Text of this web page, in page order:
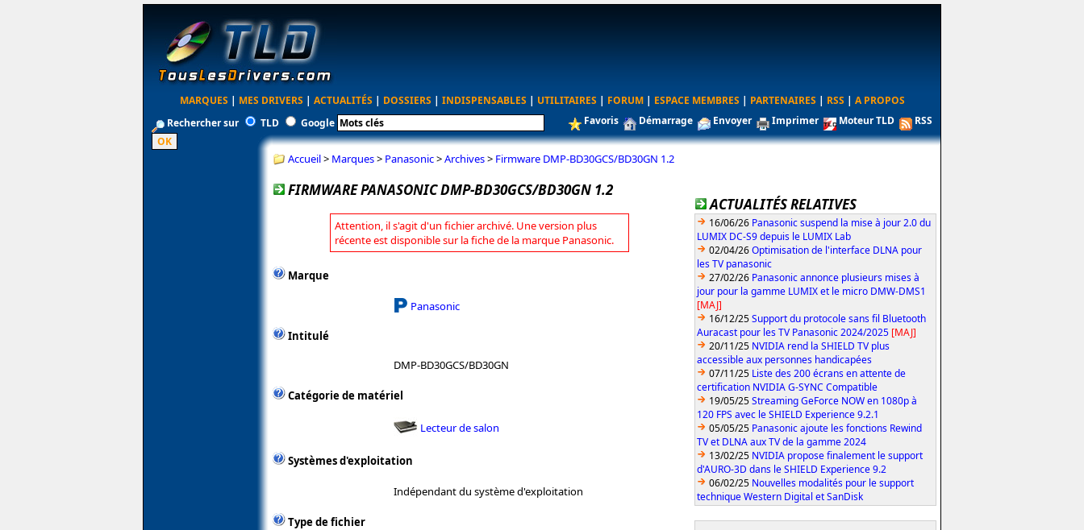
MARQUES | MES DRIVERS | ACTUALITÉS | DOSSIERS | INDISPENSABLES | UTILITAIRES | FORUM | ESPACE MEMBRES | PARTENAIRES | RSS | A PROPOS
Rechercher sur
TLD Google Favoris Démarrage Envoyer Imprimer Moteur TLD RSS
Accueil> Marques> Panasonic>Archives> Firmware DMP-BD30GCS/BD30GN 1.2
FIRMWARE PANASONIC DMP-BD30GCS/BD30GN 1.2
Attention, il s'agit d'un fichier archivé. Une version plus
récente est disponible sur la fiche de la marque Panasonic.
Marque
Panasonic
Intitulé
DMP-BD30GCS/BD30GN
Catégorie de matériel
Lecteur de salon
Systèmes d'exploitation
Indépendant du système d'exploitation
Type de fichier
ACTUALITÉS RELATIVES
16/06/26 Panasonic suspend la mise à jour 2.0 du
LUMIX DC-S9 depuis le LUMIX Lab
02/04/26Optimisation de l'interface DLNA pour
les TV panasonic
27/02/26 Panasonic annonce plusieurs mises à
jour pour la gamme LUMIX et le micro DMW-DMS1
[MAJ]
16/12/25Support du protocole sans fil Bluetooth
Auracast pour les TV Panasonic 2024/2025 [MAJ]
20/11/25 NVIDIA rend la SHIELD TV plus
accessible aux personnes handicapées
07/11/25 Liste des 200 écrans en attente de
certification NVIDIA G-SYNC Compatible
19/05/25Streaming GeForce NOW en 1080p à
120 FPS avec le SHIELD Experience 9.2.1
05/05/25 Panasonic ajoute les fonctions Rewind
TV et DLNA aux TV de la gamme 2024
13/02/25 NVIDIA propose finalement le support
d'AURO-3D dans le SHIELD Experience 9.2
06/02/25 Nouvelles modalités pour le support
technique Western Digital et SanDisk